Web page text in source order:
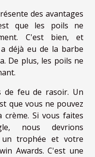
des avantages
que les poils ne
C'est bien, et
déjà eu de la barbe
De plus, les poils ne
de feu de rasoir. Un
que vous ne pouvez
crème. Si vous faites
nous devrions
trophée et votre
Awards. C'est une